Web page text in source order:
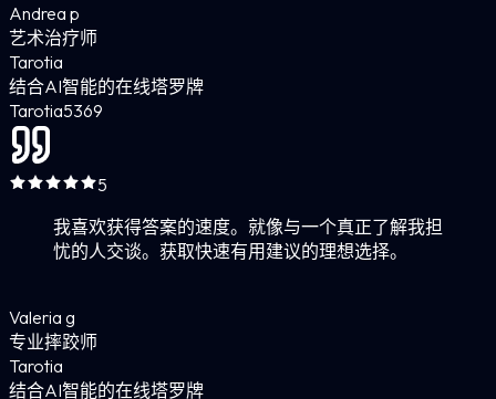
Andrea p
艺术治疗师
Tarotia
结合AI智能的在线塔罗牌
Tarotia5369
5
我喜欢获得答案的速度。就像与一个真正了解我担
忧的人交谈。获取快速有用建议的理想选择。
Valeria g
专业摔跤师
Tarotia
结合AI智能的在线塔罗牌